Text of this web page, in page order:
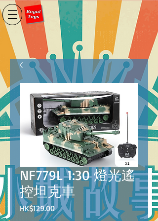
NF779L 1:30 燈光遙
控坦克車
HK$129.00價
格